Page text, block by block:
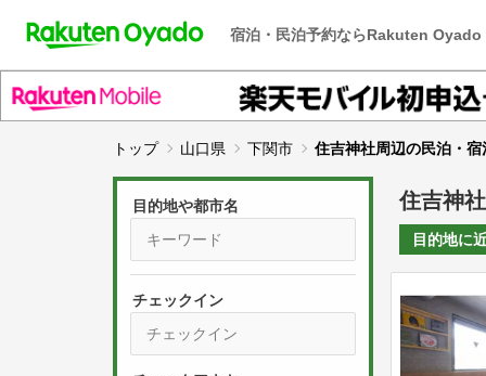
宿泊・民泊予約ならRakuten Oyado
トップ 山口県 下関市 住吉神社周辺の民泊・宿
目的地や都市名
チェックイン
住吉神
目的地に